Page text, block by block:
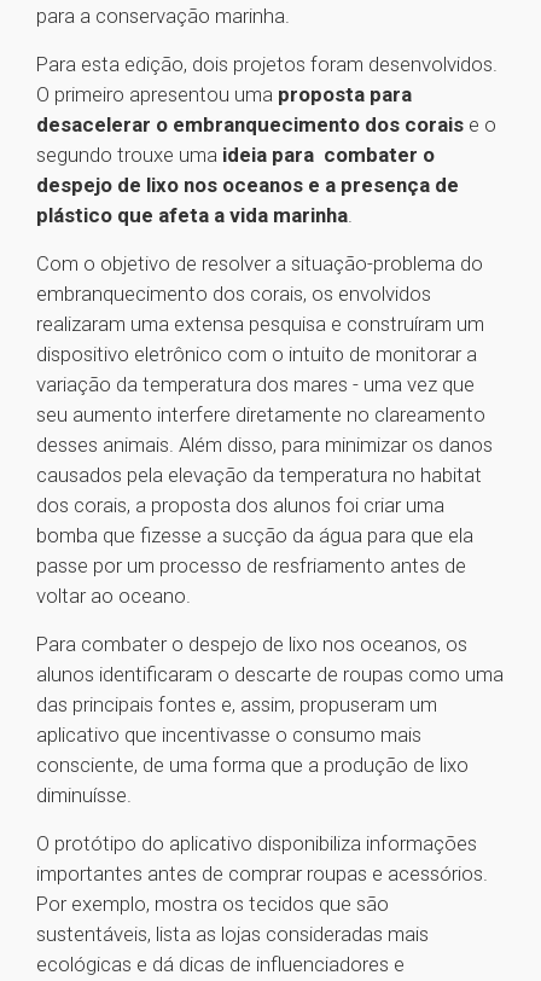
para a conservação marinha.
Para esta edição, dois projetos foram desenvolvidos.
O primeiro apresentou uma proposta para
desacelerar o embranquecimento dos corais e o
segundo trouxe uma ideia para combater o
despejo de lixo nos oceanos e a presença de
plástico que afeta a vida marinha.
Com o objetivo de resolver a situação-problema do
embranquecimento dos corais, os envolvidos
realizaram uma extensa pesquisa e construíram um
dispositivo eletrônico com o intuito de monitorar a
variação da temperatura dos mares - uma vez que
seu aumento interfere diretamente no clareamento
desses animais. Além disso, para minimizar os danos
causados pela elevação da temperatura no habitat
dos corais, a proposta dos alunos foi criar uma
bomba que fizesse a sucção da água para que ela
passe por um processo de resfriamento antes de
voltar ao oceano.
Para combater o despejo de lixo nos oceanos, os
alunos identificaram o descarte de roupas como uma
das principais fontes e, assim, propuseram um
aplicativo que incentivasse o consumo mais
consciente, de uma forma que a produção de lixo
diminuísse.
O protótipo do aplicativo disponibiliza informações
importantes antes de comprar roupas e acessórios.
Por exemplo, mostra os tecidos que são
sustentáveis, lista as lojas consideradas mais
ecológicas e dá dicas de influenciadores e